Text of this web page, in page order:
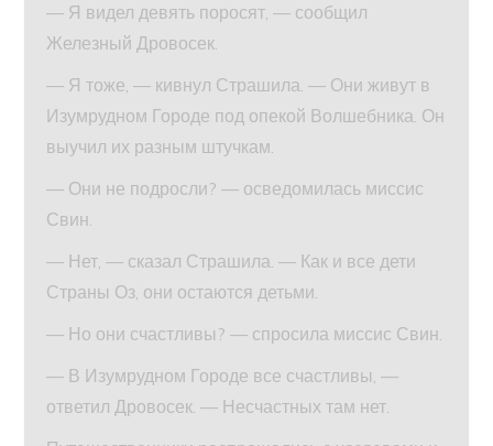
— Я видел девять поросят, — сообщил
Железный Дровосек.
— Я тоже, — кивнул Страшила. — Они живут в
Изумрудном Городе под опекой Волшебника. Он
выучил их разным штучкам.
— Они не подросли? — осведомилась миссис
Свин.
— Нет, — сказал Страшила. — Как и все дети
Страны Оз, они остаются детьми.
— Но они счастливы? — спросила миссис Свин.
— В Изумрудном Городе все счастливы, —
ответил Дровосек. — Несчастных там нет.